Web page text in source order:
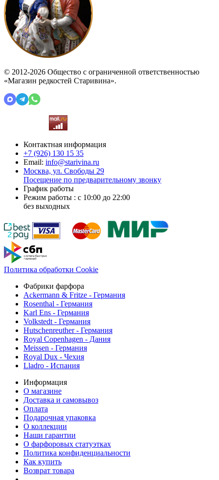
© 2012-2026 Общество с ограниченной ответственностью
«Магазин редкостей Старивина».
Контактная информация
+7 (926) 130 15 35
Email: info@starivina.ru
Москва, ул. Свободы 29
Посещение по предварительному звонку
График работы
Режим работы : с 10:00 до 22:00
без выходных
Политика обработки Cookie
Фабрики фарфора
Ackermann & Fritze - Германия
Rosenthal - Германия
Karl Ens - Германия
Volkstedt - Германия
Hutschenreuther - Германия
Royal Copenhagen - Дания
Meissen - Германия
Royal Dux - Чехия
Lladro - Испания
Информация
О магазине
Доставка и самовывоз
Оплата
Подарочная упаковка
О коллекции
Наши гарантии
О фарфоровых статуэтках
Политика конфиденциальности
Как купить
Возврат товара